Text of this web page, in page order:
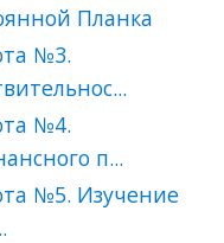
Планка
№3.
№4.
п...
№5. Изучение